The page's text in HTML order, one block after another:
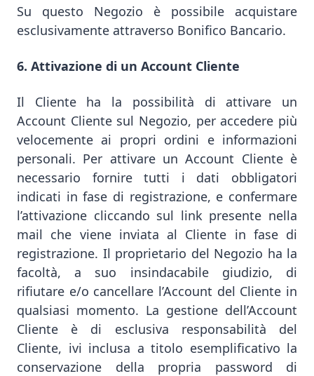
Su questo Negozio è possibile acquistare
esclusivamente attraverso Bonifico Bancario.
6. Attivazione di un Account Cliente
Il Cliente ha la possibilità di attivare un
Account Cliente sul Negozio, per accedere più
velocemente ai propri ordini e informazioni
personali. Per attivare un Account Cliente è
necessario fornire tutti i dati obbligatori
indicati in fase di registrazione, e confermare
l’attivazione cliccando sul link presente nella
mail che viene inviata al Cliente in fase di
registrazione. Il proprietario del Negozio ha la
facoltà, a suo insindacabile giudizio, di
rifiutare e/o cancellare l’Account del Cliente in
qualsiasi momento. La gestione dell’Account
Cliente è di esclusiva responsabilità del
Cliente, ivi inclusa a titolo esemplificativo la
conservazione della propria password di